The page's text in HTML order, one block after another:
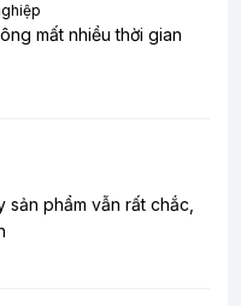
mất nhiều thời gian
sản phẩm vẫn rất chắc,